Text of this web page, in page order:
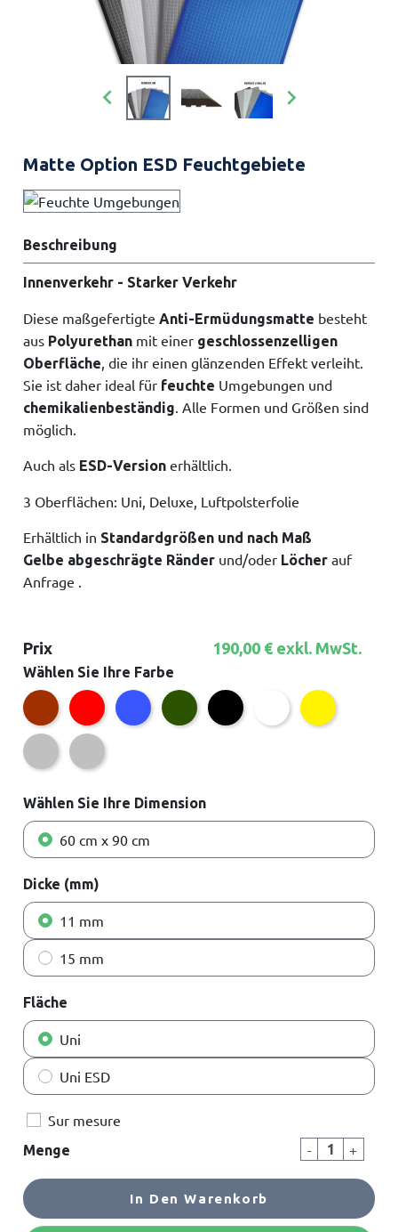
 
Matte Option ESD Feuchtgebiete
Beschreibung
Innenverkehr - Starker Verkehr
Diese maßgefertigteAnti-Ermüdungsmatte besteht
aus Polyurethan mit einer geschlossenzelligen
Oberfläche, die ihr einen glänzenden Effekt verleiht.
Sie ist daher ideal für feuchte Umgebungen und
chemikalienbeständig. Alle Formen und Größen sind
möglich.
Auch als ESD-Version erhältlich.
3 Oberflächen: Uni, Deluxe, Luftpolsterfolie
Erhältlich in Standardgrößen und nach Maß
Gelbe abgeschrägte Ränder und/oder Löcherauf
Anfrage .
Prix 190,00 € exkl. MwSt.
Wählen Sie Ihre Farbe
Braun Rot Blau Grün Schwarz Weiß Gelb
Silber Rostfrei
Wählen Sie Ihre Dimension
60 cm x 90 cm
Dicke (mm)
11 mm
15 mm
Fläche
Uni
Uni ESD
Sur mesure
Menge - +
In Den Warenkorb